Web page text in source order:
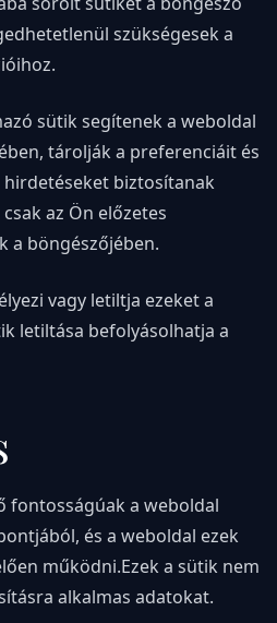
szükségesek a
sütik segítenek a weboldal
tárolják a preferenciáit és
biztosítanak
az Ön előzetes
a böngészőjében.
vagy letiltja ezeket a
letiltása befolyásolhatja a
fontosságúak a weboldal
és a weboldal ezek
működni.Ezek a sütik nem
alkalmas adatokat.